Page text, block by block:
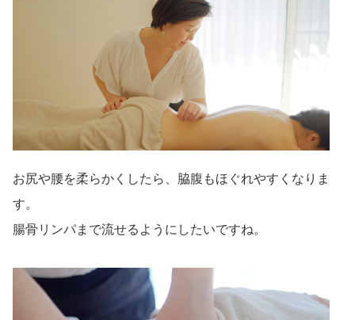
お尻や腰を柔らかくしたら、脇腹もほぐれやすくなりま
す。
腸骨リンパまで流せるようにしたいですね。